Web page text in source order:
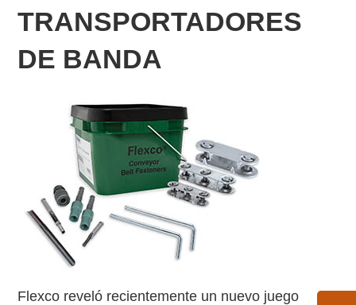
TRANSPORTADORES
DE BANDA
Flexco reveló recientemente un nuevo juego